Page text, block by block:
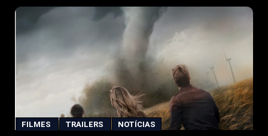
FILMES TRAILERS NOTÍCIAS